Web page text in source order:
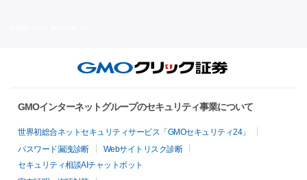
GMOインターネットグループのセキュリティ事業について
世界初総合ネットセキュリティサービス「GMOセキュリティ24」
パスワード漏洩診断
Webサイトリスク診断
セキュリティ相談AIチャットボット